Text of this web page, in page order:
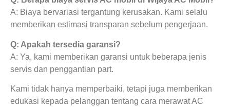
A: Biaya bervariasi tergantung kerusakan. Kami selalu
memberikan estimasi transparan sebelum pengerjaan.
Q: Apakah tersedia garansi?
A: Ya, kami memberikan garansi untuk beberapa jenis
servis dan penggantian part.
Kami tidak hanya memperbaiki, tetapi juga memberikan
edukasi kepada pelanggan tentang cara merawat AC